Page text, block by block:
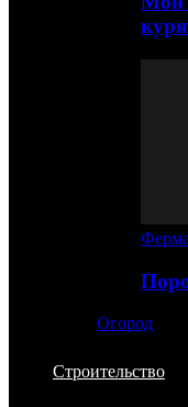
Ферма
Огород
Строительство